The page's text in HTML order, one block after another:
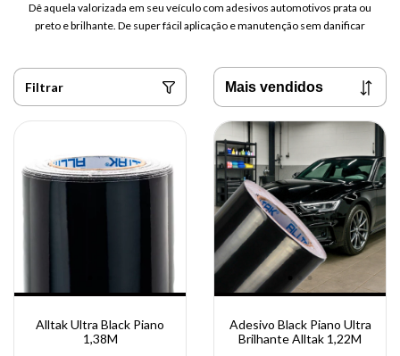
Dê aquela valorizada em seu veículo com adesivos automotivos prata ou
preto e brilhante. De super fácil aplicação e manutenção sem danificar
Filtrar
Alltak Ultra Black Piano
1,38M
Adesivo Black Piano Ultra
Brilhante Alltak 1,22M